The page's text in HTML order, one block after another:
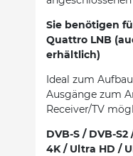
Sie benötigen
Quattro LNB
erhältlich)
Ideal zum
Ausgänge zum
Receiver/TV
DVB-S / DVB-S2
4K / Ultra HD /